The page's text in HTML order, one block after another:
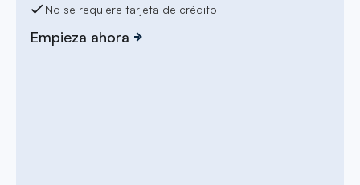
No se requiere tarjeta de crédito
Empieza ahora